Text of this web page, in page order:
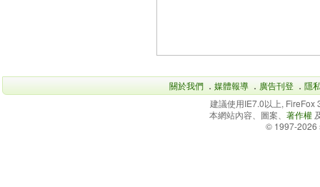
關於我們 ． 媒體報導 ． 廣告刊登 ． 隱
建議使用IE7.0以上,
本網站內容、圖案、 著作權
© 1997-2026